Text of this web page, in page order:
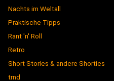
Nachts im Weltall
Praktische Tipps
Rant 'n' Roll
Retro
Short Stories & andere Shorties
trnd